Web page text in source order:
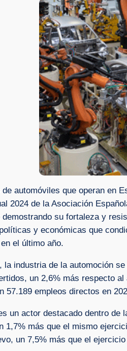
automóviles que operan en
2024 de la Asociación
su fortaleza y
y económicas que
el último año.
la industria de la automoción
un 2,6% más respecto
57.189 empleos directos en
un actor destacado dentro
1,7% más que el mismo
un 7,5% más que el ejercicio